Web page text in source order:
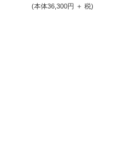
(本体36,300円 ＋ 税)